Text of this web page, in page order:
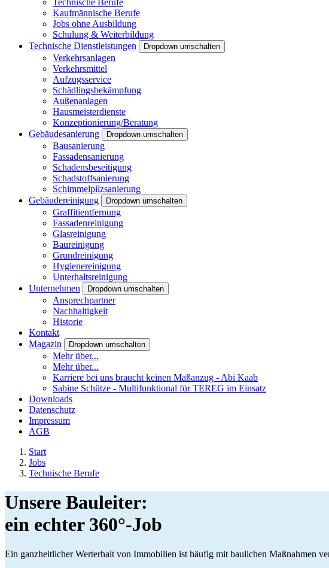
Kaufmännische Berufe
Jobs ohne Ausbildung
Schulung & Weiterbildung
Technische Dienstleistungen
Dropdown umschalten
Verkehrsanlagen
Verkehrsmittel
Aufzugsservice
Schädlingsbekämpfung
Außenanlagen
Hausmeisterdienste
Konzeptionierung/Beratung
Gebäudesanierung
Dropdown umschalten
Bausanierung
Fassadensanierung
Schadensbeseitigung
Schadstoffsanierung
Schimmelpilzsanierung
Gebäudereinigung
Dropdown umschalten
Graffitientfernung
Fassadenreinigung
Glasreinigung
Baureinigung
Grundreinigung
Hygienereinigung
Unterhaltsreinigung
Unternehmen
Dropdown umschalten
Ansprechpartner
Nachhaltigkeit
Historie
Kontakt
Magazin
Dropdown umschalten
Mehr über...
Mehr über...
Karriere bei uns braucht keinen Maßanzug - Abi Kaab
Sabine Schütze - Multifunktional für TEREG im Einsatz
Downloads
Datenschutz
Impressum
AGB
Start
Jobs
Technische Berufe
Unsere Bauleiter:
ein echter 360°-Job
Ein ganzheitlicher Werterhalt von Immobilien ist häufig mit baulichen Maßnahmen